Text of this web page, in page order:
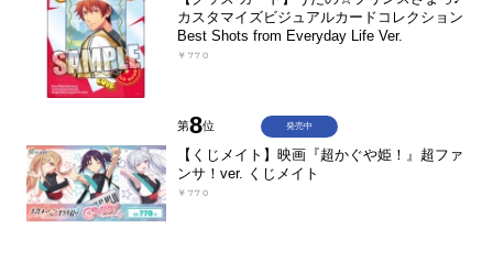
カスタマイズビジュアルカードコレクション
Best Shots from Everyday Life Ver.
￥770
第8位
【くじメイト】映画『超かぐや姫！』超ファ
ンサ！ver. くじメイト
￥770
発売中